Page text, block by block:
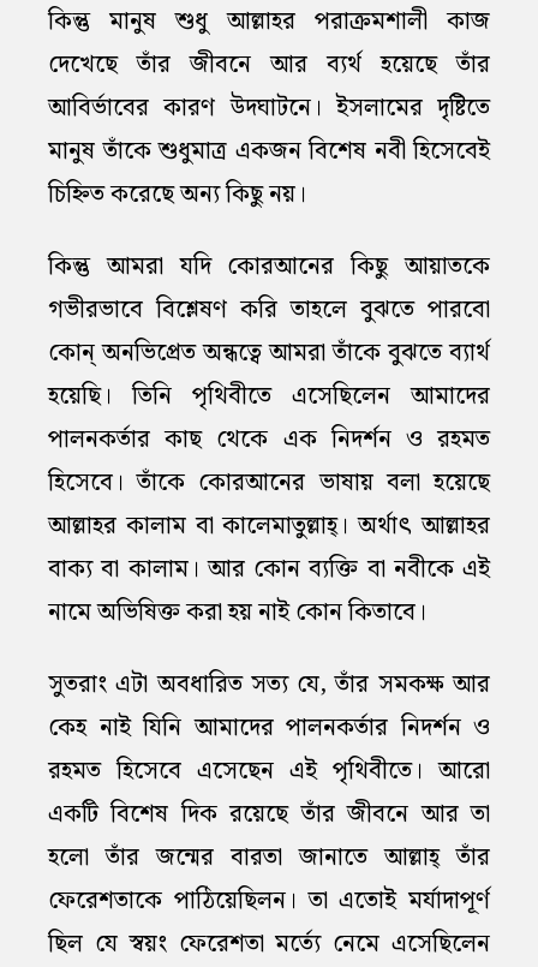
কিন্তু মানুষ শুধু আল্লাহর পরাক্রমশালী কাজ
দেখেছে তাঁর জীবনে আর ব্যর্থ হয়েছে তাঁর
আবির্ভাবের কারণ উদঘাটনে। ইসলামের দৃষ্টিতে
মানুষ তাঁকে শুধুমাত্র একজন বিশেষ নবী হিসেবেই
চিহ্নিত করেছে অন্য কিছু নয়।
কিন্তু আমরা যদি কোরআনের কিছু আয়াতকে
গভীরভাবে বিশ্লেষণ করি তাহলে বুঝতে পারবো
কোন্‌ অনভিপ্রেত অন্ধত্বে আমরা তাঁকে বুঝতে ব্যার্থ
হয়েছি। তিনি পৃথিবীতে এসেছিলেন আমাদের
পালনকর্তার কাছ থেকে এক নিদর্শন ও রহমত
হিসেবে। তাঁকে কোরআনের ভাষায় বলা হয়েছে
আল্লাহর কালাম বা কালেমাতুল্লাহ্‌। অর্থাৎ আল্লাহর
বাক্য বা কালাম। আর কোন ব্যক্তি বা নবীকে এই
নামে অভিষিক্ত করা হয় নাই কোন কিতাবে।
সুতরাং এটা অবধারিত সত্য যে, তাঁর সমকক্ষ আর
কেহ নাই যিনি আমাদের পালনকর্তার নিদর্শন ও
রহমত হিসেবে এসেছেন এই পৃথিবীতে। আরো
একটি বিশেষ দিক রয়েছে তাঁর জীবনে আর তা
হলো তাঁর জন্মের বারতা জানাতে আল্লাহ্‌ তাঁর
ফেরেশতাকে পাঠিয়েছিলন। তা এতোই মর্যাদাপূর্ণ
ছিল যে স্বয়ং ফেরেশতা মর্ত্যে নেমে এসেছিলেন